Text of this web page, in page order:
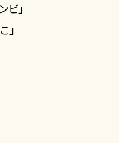
ビ」
」